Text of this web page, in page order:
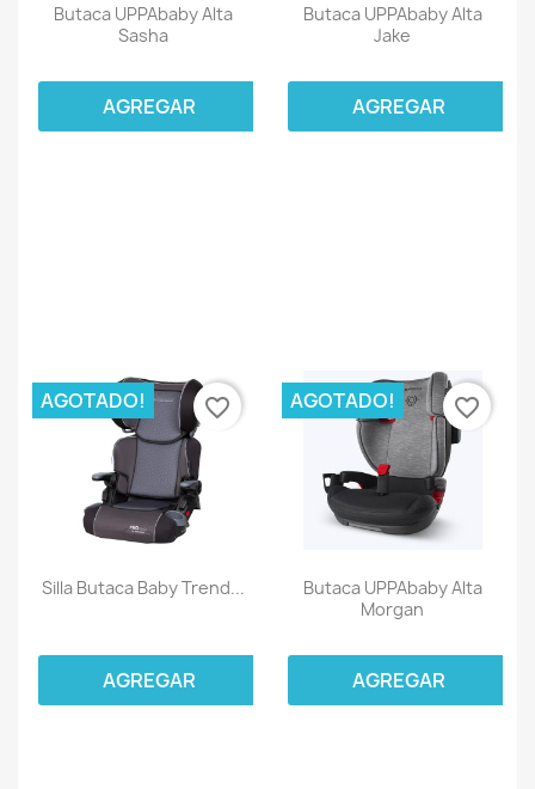
Butaca UPPAbaby Alta
Sasha
AGREGAR
Butaca UPPAbaby Alta
Jake
AGREGAR
Silla Butaca Baby Trend...
AGOTADO!
AGREGAR
favorite_border
Butaca UPPAbaby Alta
Morgan
AGOTADO!
AGREGAR
favorite_border